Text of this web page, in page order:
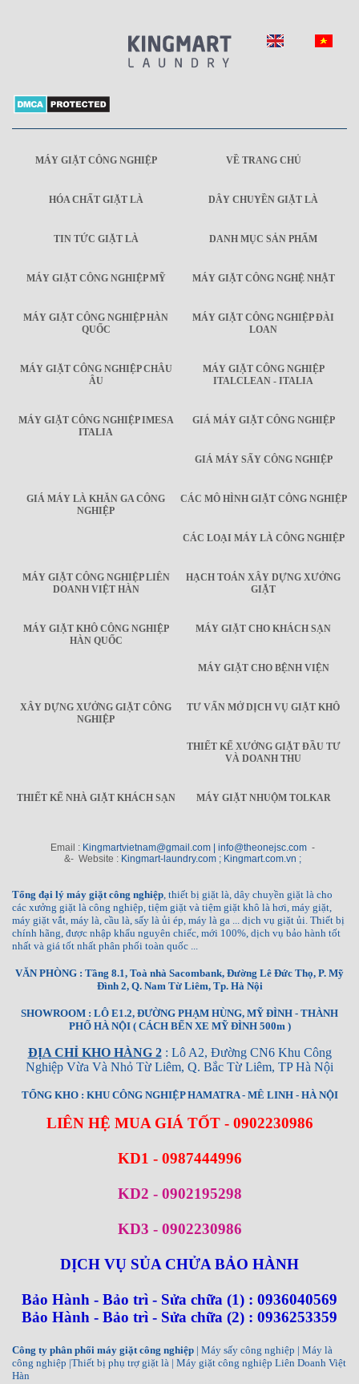
MÁY GIẶT CÔNG NGHIỆP VỀ TRANG CHỦ
HÓA CHẤT GIẶT LÀ DÂY CHUYỀN GIẶT LÀ
TIN TỨC GIẶT LÀ DANH MỤC SẢN PHẨM
MÁY GIẶT CÔNG NGHIỆP MỸ MÁY GIẶT CÔNG NGHỆ NHẬT
MÁY GIẶT CÔNG NGHIỆP HÀN
QUỐC
MÁY GIẶT CÔNG NGHIỆP ĐÀI
LOAN
MÁY GIẶT CÔNG NGHIỆP CHÂU
ÂU
MÁY GIẶT CÔNG NGHIỆP
ITALCLEAN - ITALIA
MÁY GIẶT CÔNG NGHIỆP IMESA
ITALIA
GIÁ MÁY GIẶT CÔNG NGHIỆP
GIÁ MÁY SẤY CÔNG NGHIỆP
GIÁ MÁY LÀ KHĂN GA CÔNG
NGHIỆP
CÁC MÔ HÌNH GIẶT CÔNG NGHIỆP
CÁC LOẠI MÁY LÀ CÔNG NGHIỆP
MÁY GIẶT CÔNG NGHIỆP LIÊN
DOANH VIỆT HÀN
HẠCH TOÁN XÂY DỰNG XƯỞNG
GIẶT
MÁY GIẶT KHÔ CÔNG NGHIỆP
HÀN QUỐC
MÁY GIẶT CHO KHÁCH SẠN
MÁY GIẶT CHO BỆNH VIỆN
XÂY DỰNG XƯỞNG GIẶT CÔNG
NGHIỆP
TƯ VẤN MỞ DỊCH VỤ GIẶT KHÔ
THIẾT KẾ XƯỞNG GIẶT ĐẦU TƯ
VÀ DOANH THU
THIẾT KẾ NHÀ GIẶT KHÁCH SẠN MÁY GIẶT NHUỘM TOLKAR
Email : Kingmartvietnam@gmail.com | info@theonejsc.com -
&- Website : Kingmart-laundry.com ; Kingmart.com.vn ;
Tổng đại lý máy giặt công nghiệp , thiết bị giặt là, dây chuyền giặt là cho
các xưởng giặt là công nghiệp, tiệm giặt và tiệm giặt khô là hơi, máy giặt,
máy giặt vắt, máy là, cầu là, sấy là ủi ép, máy là ga ... dịch vụ giặt ủi. Thiết bị
chính hãng, được nhập khẩu nguyên chiếc, mới 100%, dịch vụ bảo hành tốt
nhất và giá tốt nhất phân phối toàn quốc ...
VĂN PHÒNG : Tầng 8.1, Toà nhà Sacombank, Đường Lê Đức Thọ, P. Mỹ
Đình 2, Q. Nam Từ Liêm, Tp. Hà Nội
SHOWROOM : LÔ E1.2, ĐƯỜNG PHẠM HÙNG, MỸ ĐÌNH - THÀNH
PHỐ HÀ NỘI ( CÁCH BẾN XE MỸ ĐÌNH 500m )
ĐỊA CHỈ KHO HÀNG 2: Lô A2, Đường CN6 Khu Công
Nghiệp Vừa Và Nhỏ Từ Liêm, Q. Bắc Từ Liêm, TP Hà Nội
TỔNG KHO : KHU CÔNG NGHIỆP HAMATRA - MÊ LINH - HÀ NỘI
LIÊN HỆ MUA GIÁ TỐT - 0902230986
KD1 - 0987444996
KD2 - 0902195298
KD3 - 0902230986
DỊCH VỤ SỦA CHỬA BẢO HÀNH
Bảo Hành - Bảo trì - Sửa chữa (1) : 0936040569
Bảo Hành - Bảo trì - Sửa chữa (2) : 0936253359
Công ty phân phối máy giặt công nghiệp | Máy sấy công nghiệp | Máy là
công nghiệp |Thiết bị phụ trợ giặt là | Máy giặt công nghiệp Liên Doanh Việt
Hàn